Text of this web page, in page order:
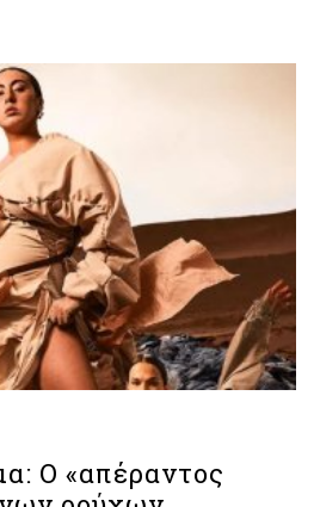
Ο «απέραντος